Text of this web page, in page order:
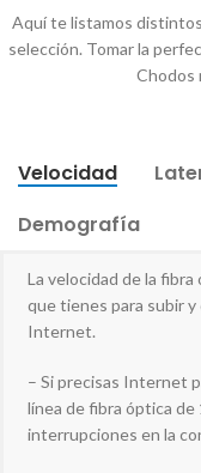
Aquí te listamos
selección. Tomar la
Chodos
Velocidad
Demografía
La velocidad de la
que tienes para subir
Internet.
– Si precisas Internet
línea de fibra óptica
interrupciones en la